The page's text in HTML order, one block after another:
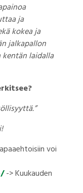
ja
kokea ja
jalkapallon
laidalla
voi
-> Kuukauden